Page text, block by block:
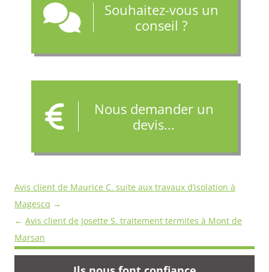
Souhaitez-vous un
conseil ?
Nous demander un
devis...
Navigation
des
avis
Avis client de Maurice C. suite aux travaux d’isolation à
Magescq →
← Avis client de Josette S. traitement termites à Mont de
Marsan